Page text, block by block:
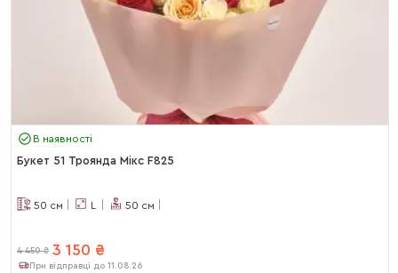
В наявності
Букет 51 Троянда Мікс F825
50 см L 50 см
4 450 ₴ 3 150 ₴
При відправці до 11.08.26